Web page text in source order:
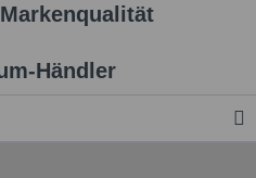
Händler
speichern